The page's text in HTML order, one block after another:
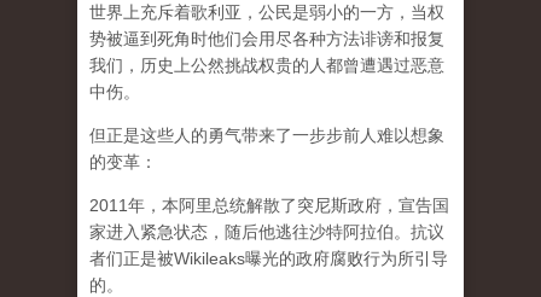
世界上充斥着歌利亚，公民是弱小的一方，当权
势被逼到死角时他们会用尽各种方法诽谤和报复
我们，历史上公然挑战权贵的人都曾遭遇过恶意
中伤。
但正是这些人的勇气带来了一步步前人难以想象
的变革：
2011年，本阿里总统解散了突尼斯政府，宣告国
家进入紧急状态，随后他逃往沙特阿拉伯。抗议
者们正是被Wikileaks曝光的政府腐败行为所引导
的。